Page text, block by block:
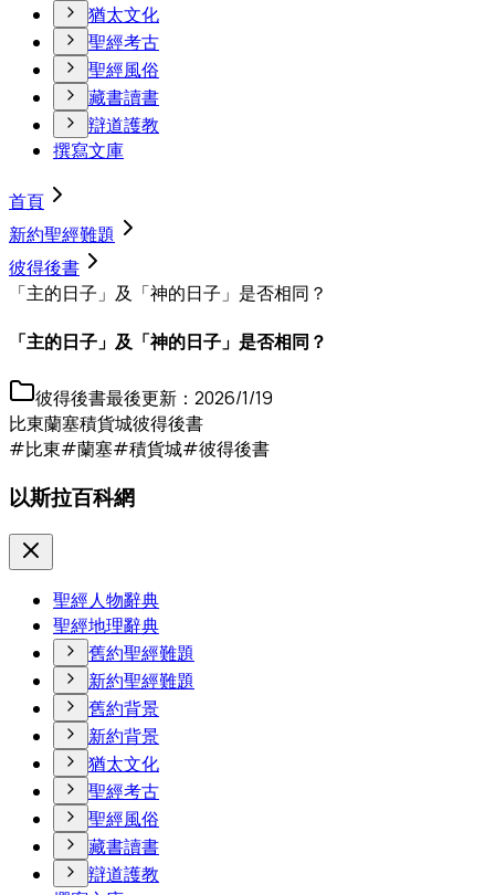
猶太文化
聖經考古
聖經風俗
藏書讀書
辯道護教
撰寫文庫
首頁
新約聖經難題
彼得後書
「主的日子」及「神的日子」是否相同？
「主的日子」及「神的日子」是否相同？
彼得後書最後更新： 2026/1/19
比東蘭塞積貨城彼得後書
#比東#蘭塞#積貨城#彼得後書
以斯拉百科網
聖經人物辭典
聖經地理辭典
舊約聖經難題
新約聖經難題
舊約背景
新約背景
猶太文化
聖經考古
聖經風俗
藏書讀書
辯道護教